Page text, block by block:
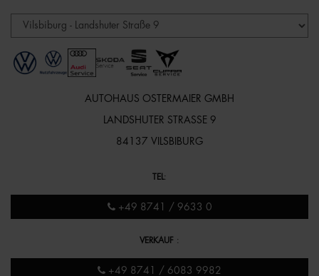
AUTOHAUS OSTERMAIER GMBH
LANDSHUTER STRASSE 9
84137 VILSBIBURG
TEL :
+49 8741 / 9633 0
VERKAUF :
+49 8741 / 6083 9982